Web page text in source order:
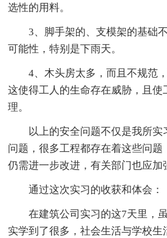
选性的用料。
3、脚手架的、支模架的基础
可能性，特别是下雨天。
4、木头房太多，而且不规范
这使得工人的生命存在威胁，且使
理。
以上的安全问题不仅是我所实
问题，很多工程都存在着这些问题
仍需进一步改进，有关部门也应加
通过这次实习的收获和体会：
在建筑公司实习的这7天里，
实学到了很多，社会生活与学校生